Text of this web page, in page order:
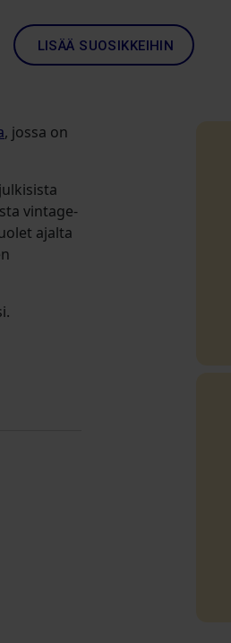
LISÄÄ SUOSIKKEIHIN
, jossa on
vintage-
ajalta